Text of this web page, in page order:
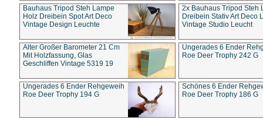
Bauhaus Tripod Steh Lampe
Holz Dreibein Spot Art Deco
Vintage Design Leuchte
2x Bauhaus Tripod Steh
Dreibein Stativ Art Deco
Vintage Studio Leucht
Alter Großer Barometer 21 Cm
Mit Holzfassung, Glas
Geschliffen Vintage 5319 19
Ungerades 6 Ender
Roe Deer Trophy 242 G
Ungerades 6 Ender Rehgeweih
Roe Deer Trophy 194 G
Schönes 6 Ender
Roe Deer Trophy 186 G